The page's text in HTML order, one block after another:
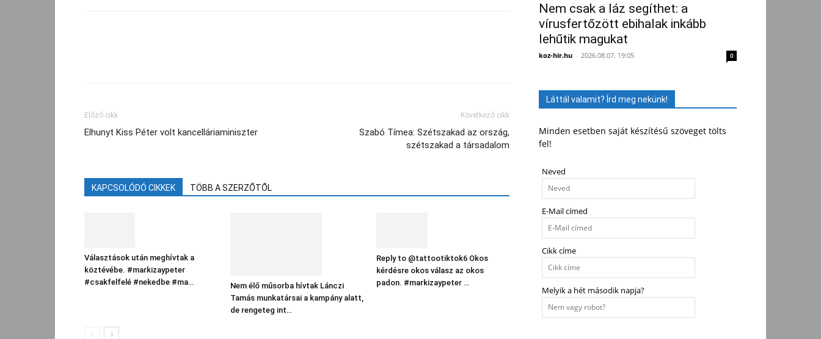
Előző cikk
Elhunyt Kiss Péter volt kancelláriaminiszter
Következő cikk
Szabó Tímea: Szétszakad az ország,
szétszakad a társadalom
KAPCSOLÓDÓ CIKKEK TÖBB A SZERZŐTŐL
Választások után meghívtak a
köztévébe. #markizaypeter
#csakfelfelé #nekedbe #ma…
Nem élő műsorba hívtak Lánczi
Tamás munkatársai a kampány alatt,
de rengeteg int…
Reply to @tattootiktok6 Okos
kérdésre okos válasz az okos
padon. #markizaypeter …
Nem csak a láz segíthet: a
vírusfertőzött ebihalak inkább
lehűtik magukat
koz-hir.hu - 2026.08.07. 19:05 0
Láttál valamit? Írd meg nekünk!
Minden esetben saját készítésű szöveget tölts
fel!
Neved
E-Mail címed
Cikk címe
Melyik a hét második napja?